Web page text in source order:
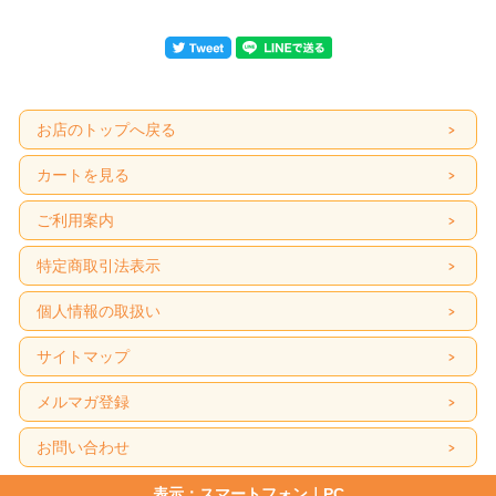
お店のトップへ戻る
カートを見る
ご利用案内
特定商取引法表示
個人情報の取扱い
サイトマップ
メルマガ登録
お問い合わせ